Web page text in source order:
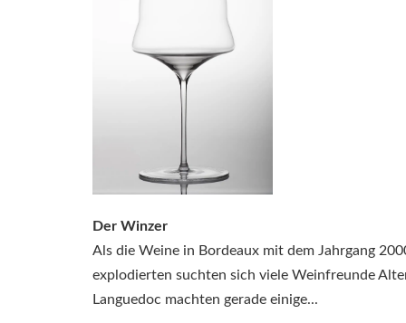
Der Winzer
Als die Weine in Bordeaux mit dem Jahrgang
explodierten suchten sich viele Weinfreunde
Languedoc machten gerade einige...